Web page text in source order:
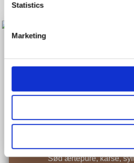
Statistics
Marketing
5-retters
2022
Bæredygtige råvarer fra
Rimmet
Sød ærtepuré, karse,